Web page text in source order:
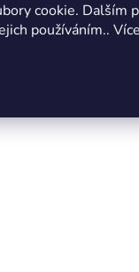
cookie. Dalším
používáním..